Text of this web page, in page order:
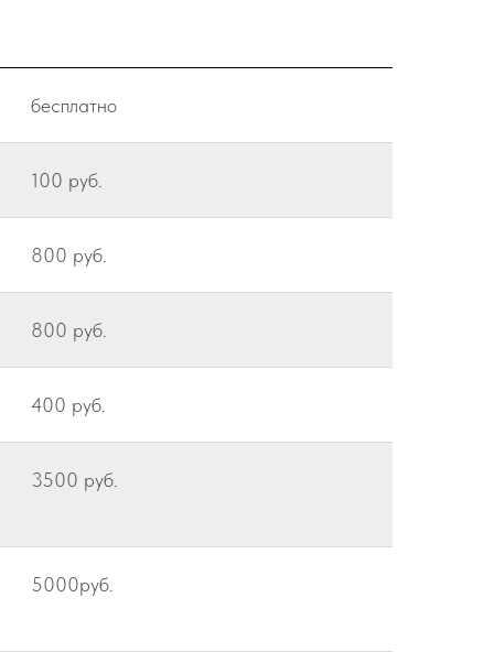
бесплатно
100 руб.
800 руб.
800 руб.
400 руб.
3500 руб.
5000руб.